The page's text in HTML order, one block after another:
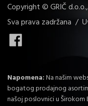
Copyright © GRIČ
Sva prava zadržana /
Napomena:Na našim
bogatog prodajnog
našoj poslovnici u Širokom